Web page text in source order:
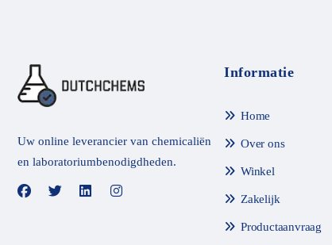
e
5
d
Uw online leverancier van chemicaliën
en laboratoriumbenodigdheden.
Informatie
Home
Over ons
Winkel
Zakelijk
Productaanvraag